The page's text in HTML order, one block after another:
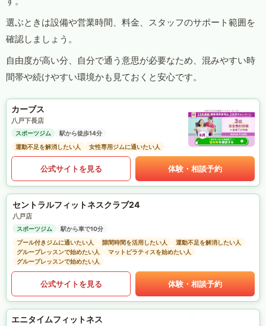
選ぶときは設備や営業時間、料金、スタッフのサポート範囲を
確認しましょう。
自由度が高い分、自分で通う意思が必要なため、混みやすい時
間帯や続けやすい環境かも見ておくと安心です。
カーブス
八戸下長店
スポーツジム
駅から徒歩14分
運動不足を解消したい人
女性専用ジムに通いたい人
公式サイトを見る 体験・相談予約
セントラルフィットネスクラブ24
八戸店
スポーツジム
駅から車で10分
プール付きジムに通いたい人
隙間時間を活用したい人
運動不足を解消したい人
グループレッスンで始めたい人
マットピラティスを始めたい人
グループレッスンで始めたい人
公式サイトを見る 体験・相談予約
エニタイムフィットネス